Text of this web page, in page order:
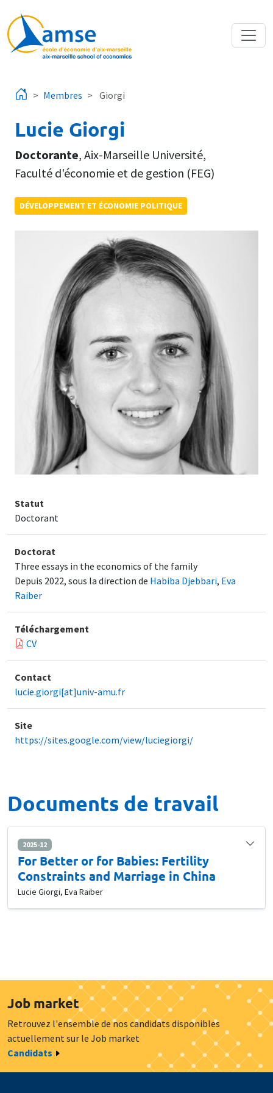
Membres Giorgi
Lucie Giorgi
Doctorante, Aix-Marseille Université,
Faculté d'économie et de gestion (FEG)
DÉVELOPPEMENT ET ÉCONOMIE POLITIQUE
Statut
Doctorant
Doctorat
Three essays in the economics of the family
Depuis 2022, sous la direction de Habiba Djebbari, Eva
Raiber
Téléchargement
CV
Contact
lucie.giorgi[at]univ-amu.fr
Site
https://sites.google.com/view/luciegiorgi/
Documents de travail
2025-12
For Better or for Babies: Fertility
Constraints and Marriage in China
Lucie Giorgi, Eva Raiber
Job market
Retrouvez l'ensemble de nos candidats disponibles
actuellement sur le Job market
Candidats